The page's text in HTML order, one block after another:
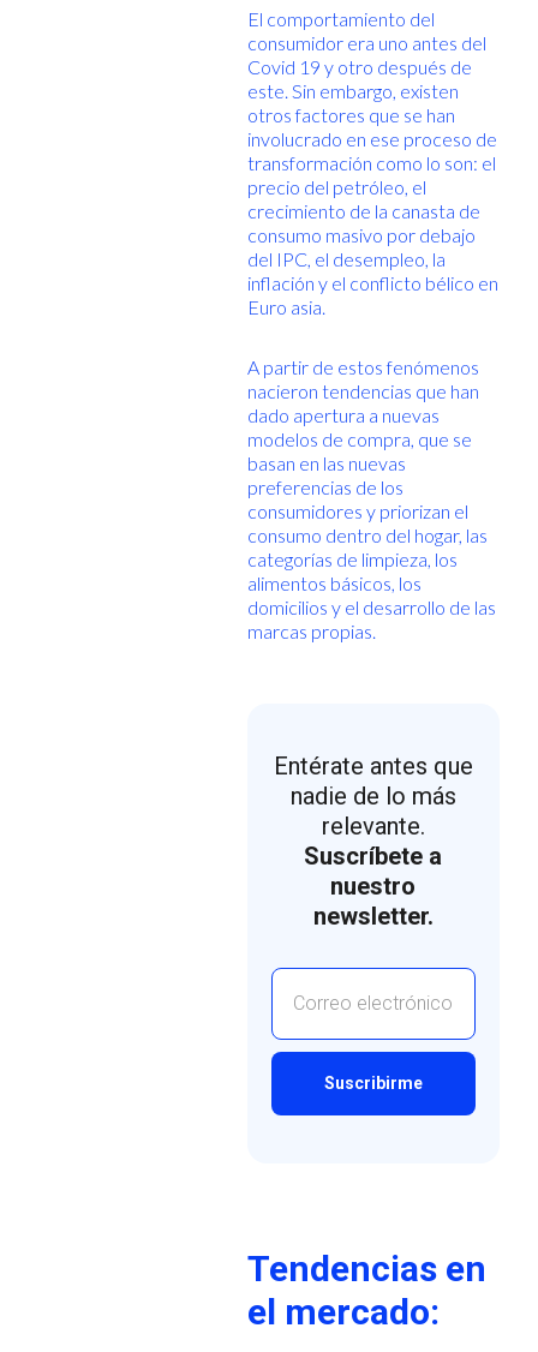
El comportamiento del
consumidor era uno antes del
Covid 19 y otro después de
este. Sin embargo, existen
otros factores que se han
involucrado en ese proceso de
transformación como lo son: el
precio del petróleo, el
crecimiento de la canasta de
consumo masivo por debajo
del IPC, el desempleo, la
inflación y el conflicto bélico en
Euro asia.
A partir de estos fenómenos
nacieron tendencias que han
dado apertura a nuevas
modelos de compra, que se
basan en las nuevas
preferencias de los
consumidores y priorizan el
consumo dentro del hogar, las
categorías de limpieza, los
alimentos básicos, los
domicilios y el desarrollo de las
marcas propias.
Entérate antes que
nadie de lo más
relevante.
Suscríbete a
nuestro
newsletter.
Tendencias en
el mercado: